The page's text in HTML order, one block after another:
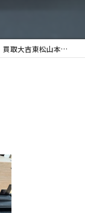
買取大吉東松山本町店ですʕ•̫͡•ʔ♬✧